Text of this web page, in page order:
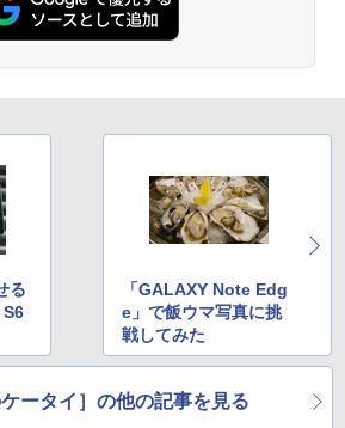
る
「GALAXY Note Edg
e」で飯ウマ写真に挑
戦してみた
ケータイ］の他の記事を見る